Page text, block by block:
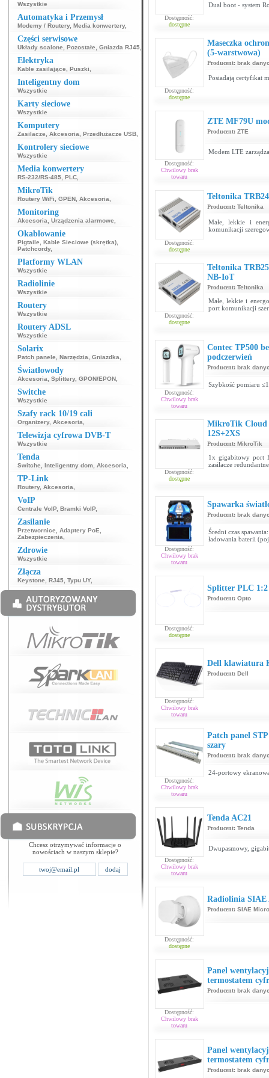
Wszystkie
Automatyka i Przemysł
Modemy / Routery, Media konwertery,
Części serwisowe
Układy scalone Pozostałe Gniazda RJ45
Elektryka
Kable zasilające Puszki
Inteligentny dom
Wszystkie
Karty sieciowe
Wszystkie
Komputery
Zasilacze Akcesoria Przedłużacze USB
Kontrolery sieciowe
Wszystkie
Media konwertery
RS-232/RS-485 PLC
MikroTik
Routery WiFi GPEN Akcesoria
Monitoring
Akcesoria Urządzenia alarmowe
Okablowanie
Pigtaile Kable Sieciowe (skrętka)
Patchcordy,
Platformy WLAN
Wszystkie
Radiolinie
Wszystkie
Routery
Wszystkie
Routery ADSL
Wszystkie
Solarix
Patch panele Narzędzia Gniazdka
Światłowody
Akcesoria Splittery, GPON/EPON
Switche
Wszystkie
Szafy rack 10/19 cali
Organizery, Akcesoria
Telewizja cyfrowa DVB-T
Wszystkie
Tenda
Switche Inteligentny dom Akcesoria
TP-Link
Routery, Akcesoria
VoIP
Centrale VoIP, Bramki VoIP,
Zasilanie
Przetwornice Adaptery PoE
Zabezpieczenia
Zdrowie
Wszystkie
Złącza
Keystone RJ45 Typu UY,
Chcesz otrzymywać informacje o
nowościach w naszym sklepie?
Dostępność:
dostępne
Dual boot - system
Dostępność:
dostępne
Maseczka
(5-warstwowa)
Producent: brak
Posiadają certyfikat
Dostępność:
Chwilowy brak
towaru
ZTE MF79U
Producent: ZTE
Modem LTE
Dostępność:
dostępne
Teltonika
Producent: Teltonika
Małe, lekkie i
komunikacji
Dostępność:
dostępne
Teltonika
NB-IoT
Producent: Teltonika
Małe, lekkie i
port komunikacji
Dostępność:
Chwilowy brak
towaru
Contec TP500
podczerwień
Producent: brak
Szybkość pomiaru
Dostępność:
dostępne
MikroTik Cloud
12S+2XS
Producent: MikroTik
1x gigabitowy port
zasilacze
Dostępność:
Chwilowy brak
towaru
Spawarka
Producent: brak
Średni czas
ładowania baterii
Dostępność:
dostępne
Splitter PLC 1:2
Producent: Opto
Dostępność:
Chwilowy brak
towaru
Dell klawiatura
Producent: Dell
Dostępność:
Chwilowy brak
towaru
Patch panel
szary
Producent: brak
24-portowy
Dostępność:
Chwilowy brak
towaru
Tenda AC21
Producent: Tenda
Dwupasmowy,
Dostępność:
dostępne
Radiolinia SIAE
Producent: SIAE
Dostępność:
Chwilowy brak
towaru
Panel
termostatem
Producent: brak
Panel
termostatem
Producent: brak